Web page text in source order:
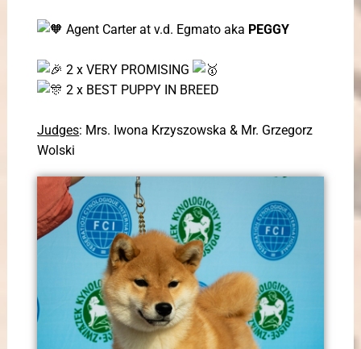
Agent Carter at v.d. Egmato aka PEGGY
2 x VERY PROMISING
2 x BEST PUPPY IN BREED
Judges: Mrs. Iwona Krzyszowska & Mr. Grzegorz
Wolski